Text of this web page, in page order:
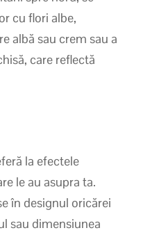
cu flori albe,
albă sau crem sau a
care reflectă
la efectele
le au asupra ta.
în designul oricărei
sau dimensiunea